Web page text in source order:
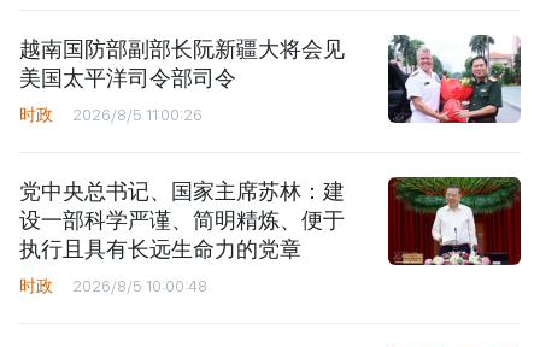
越南国防部副部长阮新疆大将会见
美国太平洋司令部司令
时政 2026/8/5 11:00:26
党中央总书记、国家主席苏林：建
设一部科学严谨、简明精炼、便于
执行且具有长远生命力的党章
时政 2026/8/5 10:00:48